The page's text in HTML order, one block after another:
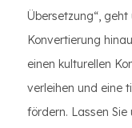
Übersetzung“,
Konvertierung
einen kulturellen
verleihen und eine
fördern. Lassen Sie